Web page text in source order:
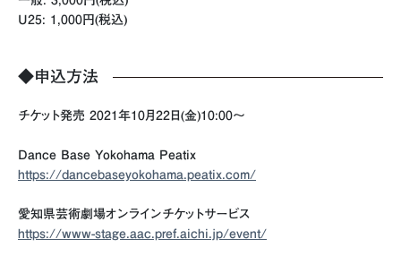
U25: 1,000円(税込)
◆申込方法
チケット発売 2021年10月22日(金)10:00～
Dance Base Yokohama Peatix
https://dancebaseyokohama.peatix.com/
愛知県芸術劇場オンラインチケットサービス
https://www-stage.aac.pref.aichi.jp/event/